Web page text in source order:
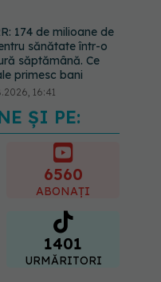
174 de milioane de
sănătate într-o
săptămână. Ce
primesc bani
16:41
culoarea ta
despre vârsta
o ai. Care este
cromatic" al
ȘI PE:
6560
ABONAȚI
1401
URMĂRITORI